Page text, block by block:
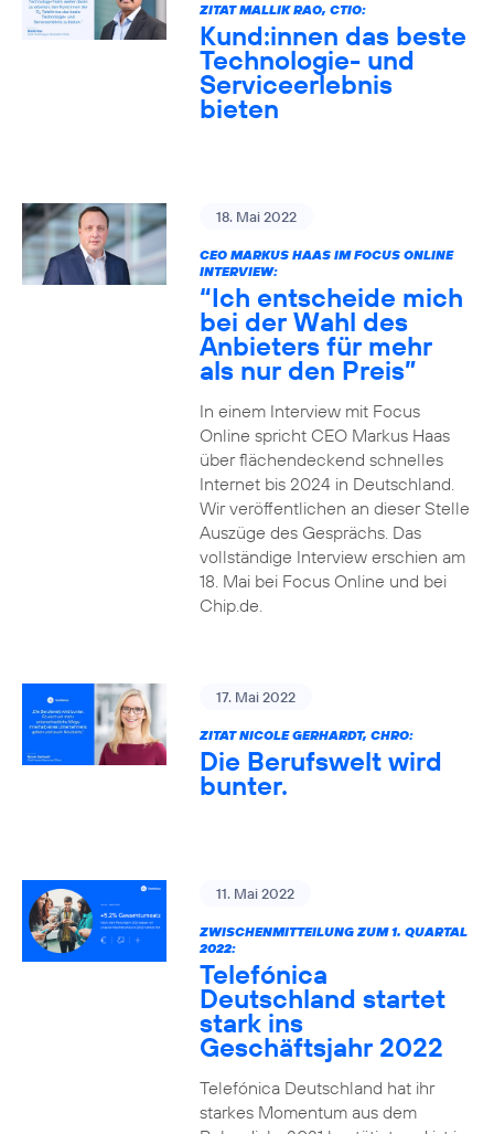
ZITAT MALLIK RAO, CTIO:
Kund:innen das beste
Technologie- und
Serviceerlebnis
bieten
18. Mai 2022
CEO MARKUS HAAS IM FOCUS ONLINE
INTERVIEW:
“Ich entscheide mich
bei der Wahl des
Anbieters für mehr
als nur den Preis”
In einem Interview mit Focus
Online spricht CEO Markus Haas
über flächendeckend schnelles
Internet bis 2024 in Deutschland.
Wir veröffentlichen an dieser Stelle
Auszüge des Gesprächs. Das
vollständige Interview erschien am
18. Mai bei Focus Online und bei
Chip.de.
17. Mai 2022
ZITAT NICOLE GERHARDT, CHRO:
Die Berufswelt wird
bunter.
11. Mai 2022
ZWISCHENMITTEILUNG ZUM 1. QUARTAL
2022:
Telefónica
Deutschland startet
stark ins
Geschäftsjahr 2022
Telefónica Deutschland hat ihr
starkes Momentum aus dem